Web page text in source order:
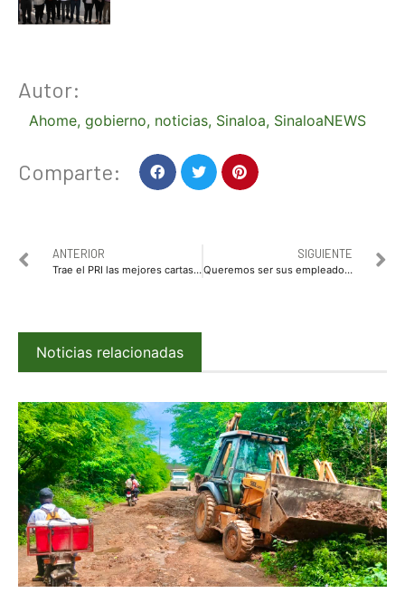
Autor:
Ahome, gobierno, noticias, Sinaloa, SinaloaNEWS
Comparte:
ANTERIOR
Trae el PRI las mejores cartas: Mario Zamora
SIGUIENTE
Queremos ser sus empleados: Mario Zamora
Noticias relacionadas